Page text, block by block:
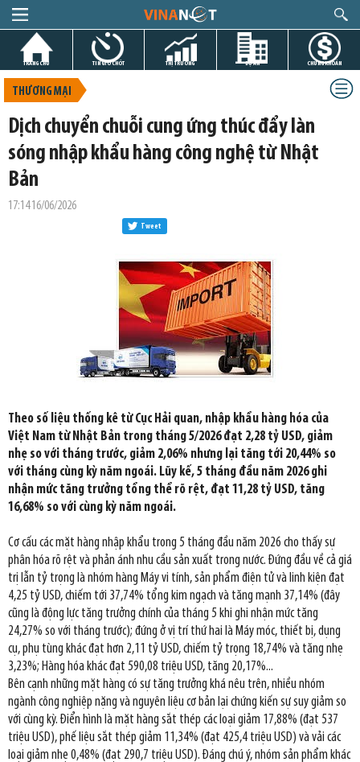
TRANG CHỦ TIN GIỜ CHÓT THỊ TRƯỜNG DỰ ÁN CHỨNG KHOÁN
THƯƠNG MẠI
Dịch chuyển chuỗi cung ứng thúc đẩy làn
sóng nhập khẩu hàng công nghệ từ Nhật
Bản
17:14 16/06/2026
Tweet
Theo số liệu thống kê từ Cục Hải quan, nhập khẩu hàng hóa của
Việt Nam từ Nhật Bản trong tháng 5/2026 đạt 2,28 tỷ USD, giảm
nhẹ so với tháng trước, giảm 2,06% nhưng lại tăng tới 20,44% so
với tháng cùng kỳ năm ngoái. Lũy kế, 5 tháng đầu năm 2026 ghi
nhận mức tăng trưởng tổng thể rõ rệt, đạt 11,28 tỷ USD, tăng
16,68% so với cùng kỳ năm ngoái.
Cơ cấu các mặt hàng nhập khẩu trong 5 tháng đầu năm 2026 cho thấy sự
phân hóa rõ rệt và phản ánh nhu cầu sản xuất trong nước. Đứng đầu về cả giá
trị lẫn tỷ trọng là nhóm hàng Máy vi tính, sản phẩm điện tử và linh kiện đạt
4,25 tỷ USD, chiếm tới 37,74% tổng kim ngạch và tăng mạnh 37,14% (đây
cũng là động lực tăng trưởng chính của tháng 5 khi ghi nhận mức tăng
24,27% so với tháng trước); đứng ở vị trí thứ hai là Máy móc, thiết bị, dụng
cụ, phụ tùng khác đạt hơn 2,11 tỷ USD, chiếm tỷ trọng 18,74% và tăng nhẹ
3,23%; Hàng hóa khác đạt 590,08 triệu USD, tăng 20,17%...
Bên cạnh những mặt hàng có sự tăng trưởng khá nêu trên, nhiều nhóm
ngành công nghiệp nặng và nguyên liệu cơ bản lại chứng kiến sự suy giảm so
với cùng kỳ. Điển hình là mặt hàng sắt thép các loại giảm 17,88% (đạt 537
triệu USD), phế liệu sắt thép giảm 11,34% (đạt 425,4 triệu USD) và vải các
loại giảm nhẹ 0,48% (đạt 290,7 triệu USD). Đáng chú ý, nhóm sản phẩm khác